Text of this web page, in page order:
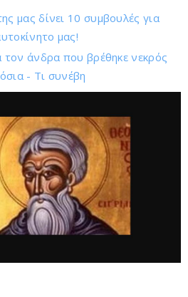
μας δίνει 10 συμβουλές για
μας!
τον άνδρα που βρέθηκε νεκρός
- Τι συνέβη